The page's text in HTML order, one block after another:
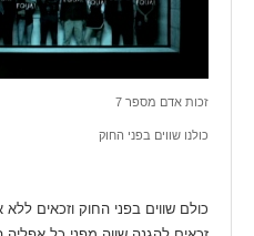
זכות אדם מספר 7
כולנו שווים בפני החוק
כולם שווים בפני החוק וזכאים